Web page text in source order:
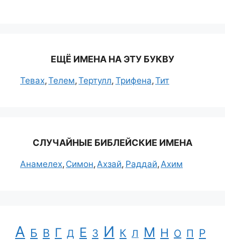
ЕЩЁ ИМЕНА НА ЭТУ БУКВУ
Тевах Телем Тертулл Трифена Тит
СЛУЧАЙНЫЕ БИБЛЕЙСКИЕ ИМЕНА
Анамелех Симон Ахзай Раддай Ахим
А Б В Г Д Е З И К Л М Н О П Р